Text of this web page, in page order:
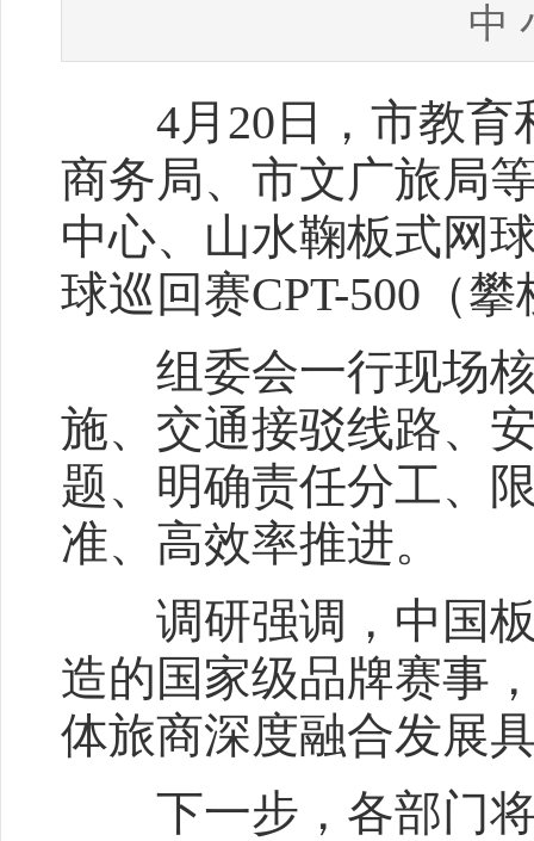
中
4月20日，市教育
商务局、市文广旅局
中心、山水鞠板式网
球巡回赛CPT-500（
组委会一行现场核
施、交通接驳线路、
题、明确责任分工、
准、高效率推进。
调研强调，中国板
造的国家级品牌赛事
体旅商深度融合发展
下一步，各部门将